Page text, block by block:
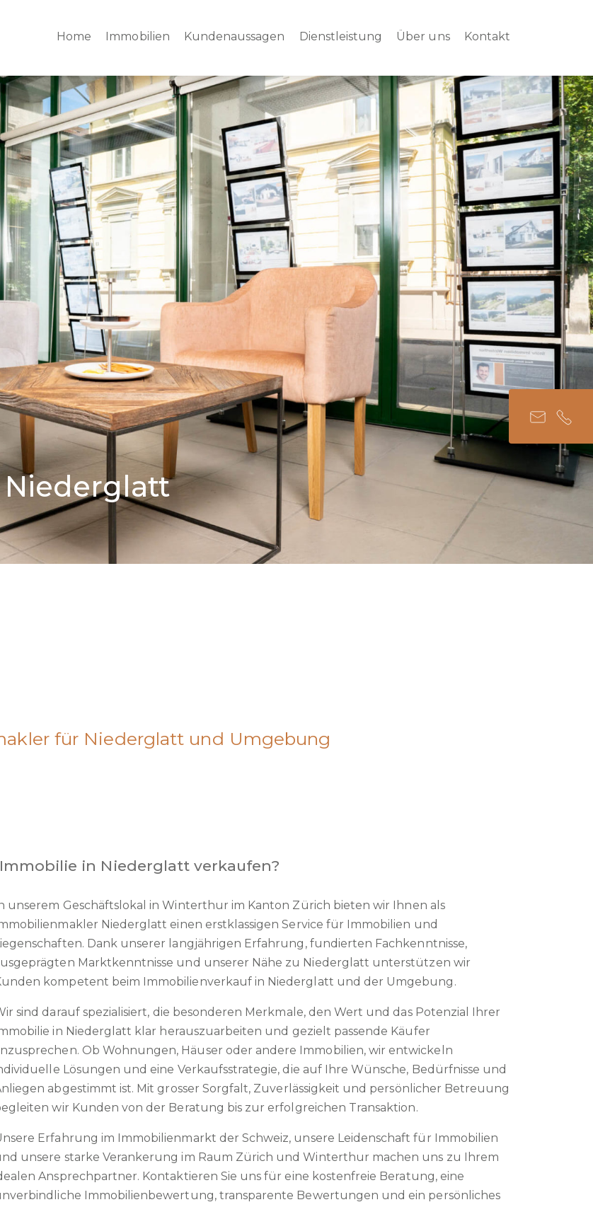
Home Immobilien Kundenaussagen Dienstleistung Über uns Kontakt
für Niederglatt und Umgebung
in Niederglatt verkaufen?
unserem Geschäftslokal in Winterthur im Kanton Zürich bieten wir Ihnen als
Niederglatt einen erstklassigen Service für Immobilien und
Dank unserer langjährigen Erfahrung, fundierten Fachkenntnisse,
Marktkenntnisse und unserer Nähe zu Niederglatt unterstützen wir
kompetent beim Immobilienverkauf in Niederglatt und der Umgebung.
sind darauf spezialisiert, die besonderen Merkmale, den Wert und das Potenzial Ihrer
in Niederglatt klar herauszuarbeiten und gezielt passende Käufer
Ob Wohnungen, Häuser oder andere Immobilien, wir entwickeln
Lösungen und eine Verkaufsstrategie, die auf Ihre Wünsche, Bedürfnisse und
abgestimmt ist. Mit grosser Sorgfalt, Zuverlässigkeit und persönlicher Betreuung
wir Kunden von der Beratung bis zur erfolgreichen Transaktion.
Erfahrung im Immobilienmarkt der Schweiz, unsere Leidenschaft für Immobilien
unsere starke Verankerung im Raum Zürich und Winterthur machen uns zu Ihrem
Ansprechpartner. Kontaktieren Sie uns für eine kostenfreie Beratung, eine
Immobilienbewertung, transparente Bewertungen und ein persönliches